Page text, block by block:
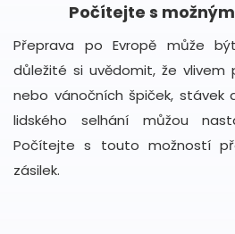
Počítejte s
Přeprava po Evropě může
důležité si uvědomit, že vlivem
nebo vánočních špiček, stávek
lidského selhání můžou
Počítejte s touto možností
zásilek.